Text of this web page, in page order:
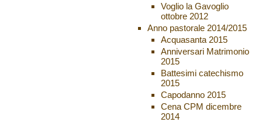
Voglio la Gavoglio
ottobre 2012
Anno pastorale 2014/2015
Acquasanta 2015
Anniversari Matrimonio
2015
Battesimi catechismo
2015
Capodanno 2015
Cena CPM dicembre
2014